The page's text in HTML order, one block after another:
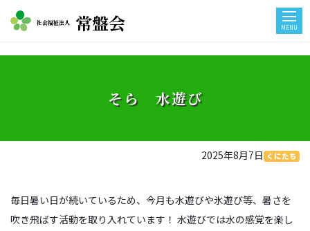
社会福祉法人 常盤会 MENU
そら 水遊び
2025年8月7日 くにたち
毎日暑い日が続いているため、今月も水遊びや氷遊び等、暑さを
吹き飛ばす活動を取り入れています！ 水遊びでは水の感覚を楽し